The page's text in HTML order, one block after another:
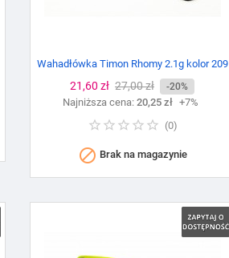
Wahadłówka Timon Rhomy 2.1g kolor 209
Cena
21,60 zł Cena
podstawowa
27,00 zł -20%
Najniższa cena: 20,25 zł +7%
(0)
 Brak na magazynie